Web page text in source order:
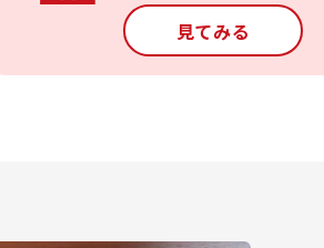
見てみる